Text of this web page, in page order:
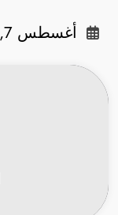
أغسطس 7, 2026